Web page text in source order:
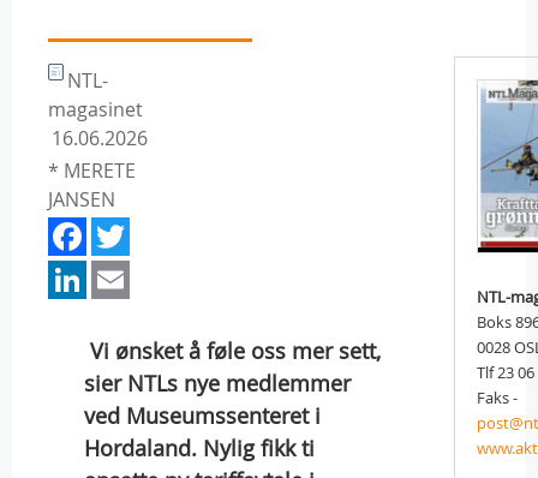
NTL-
magasinet
16.06.2026
* MERETE
JANSEN
Facebook
LinkedIn
 Vi ønsket å føle oss mer sett,
sier NTLs nye medlemmer
ved Museumssenteret i
Hordaland. Nylig fikk ti
NTL-
Boks
0028
Tlf 23
Faks -